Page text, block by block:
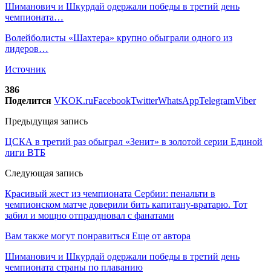
Шиманович и Шкурдай одержали победы в третий день
чемпионата…
Волейболисты «Шахтера» крупно обыграли одного из
лидеров…
Источник
386
Поделится VKOK.ruFacebookTwitterWhatsAppTelegramViber
Предыдущая запись
ЦСКА в третий раз обыграл «Зенит» в золотой серии Единой
лиги ВТБ
Следующая запись
Красивый жест из чемпионата Сербии: пенальти в
чемпионском матче доверили бить капитану-вратарю. Тот
забил и мощно отпраздновал с фанатами
Вам также могут понравиться Еще от автора
Шиманович и Шкурдай одержали победы в третий день
чемпионата страны по плаванию